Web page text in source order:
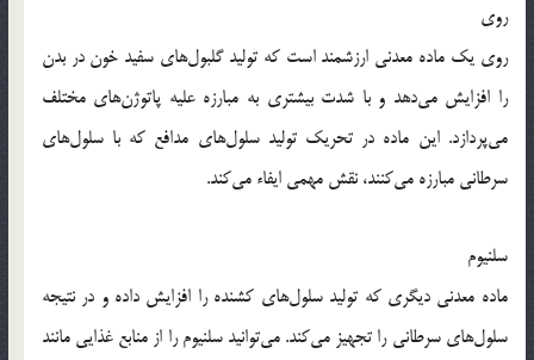
روی
روی یک ماده معدنی ارزشمند است که تولید گلبول‌‌های سفید خون در بدن
را افزایش می‌دهد و با شدت بیشتری به مبارزه علیه پاتوژن‌های مختلف
می‌پردازد. این ماده در تحریک تولید سلول‌های مدافع که با سلول‌های
سرطانی مبارزه می‌کنند، نقش مهمی ایفاء می‌کند.
سلنیوم
ماده معدنی دیگری که تولید سلول‌های کشنده را افزایش داده و در نتیجه
سلول‌های سرطانی را تجهیز می‌کند. می‌توانید سلنیوم را از منابع غذایی مانند